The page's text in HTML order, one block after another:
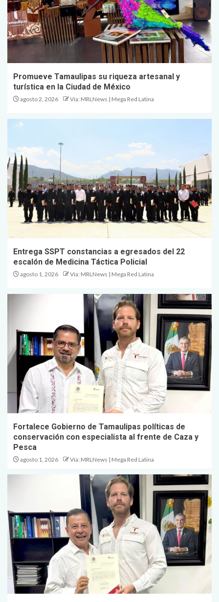
Promueve Tamaulipas su riqueza artesanal y
turística en la Ciudad de México
agosto 2, 2026 Vía: MRLNews | Mega Red Latina
Entrega SSPT constancias a egresados del 22
escalón de Medicina Táctica Policial
agosto 1, 2026 Vía: MRLNews | Mega Red Latina
Fortalece Gobierno de Tamaulipas políticas de
conservación con especialista al frente de Caza y
Pesca
agosto 1, 2026 Vía: MRLNews | Mega Red Latina